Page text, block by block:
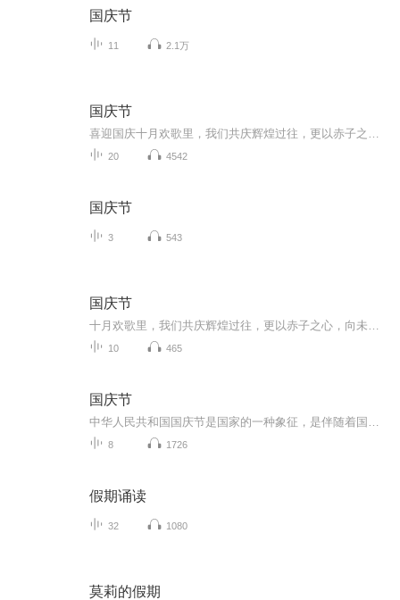
国庆节
11 2.1万
国庆节
20 4542
国庆节
3 543
国庆节
10 465
国庆节
8 1726
假期诵读
32 1080
莫莉的假期